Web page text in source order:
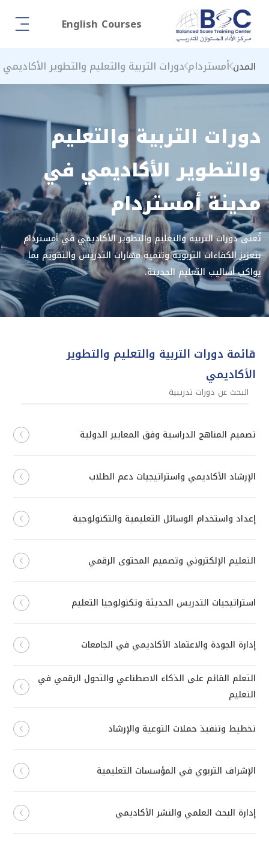
English Courses
المدن أمستردام دورات التربية والتعليم والتطوير الأكاديمي
دورات التربية والتعليم
والتطوير الأكاديمي في
مدينة أمستردام
تُعنى دورات التربية والتعليم والتطوير الأكاديمي في أمستردام
بتعزيز الكفاءات التربوية وتنمية مهارات التدريس والتقويم بما
يواكب أساليب التعليم الحديثة.
قائمة دورات التربية والتعليم والتطوير
الأكاديمي
تصميم المناهج الدراسية وفق المعايير الدولية
الإرشاد الأكاديمي واستراتيجيات دعم الطلاب
إعداد واستخدام الوسائل التعليمية والتكنولوجية
التعليم الإلكتروني وتصميم المحتوى الرقمي
استراتيجيات التدريس الحديثة وتكنولوجيا التعليم
إدارة الجودة والاعتماد الأكاديمي في الجامعات
التعلم القائم على الذكاء الاصطناعي والتحول الرقمي في
التعليم
تخطيط وتنفيذ حملات التوعية والإرشاد
الإشراف التربوي في المؤسسات التعليمية
إدارة البحث العلمي والنشر الأكاديمي